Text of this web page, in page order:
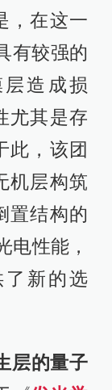
，在这一
有较强的
造成损
尤其是存
此，该团
机层构筑
置结构的
电性能，
新的选
层的量子